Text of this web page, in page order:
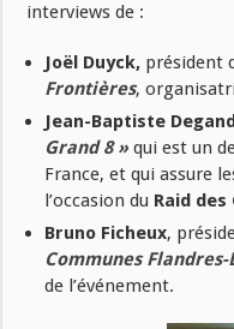
interviews de :
Joël Duyck, président
Frontières,
Jean-Baptiste
Grand 8 » qui est un
France, et qui assure
l’occasion du Raid des
Bruno Ficheux,
Communes Flandres-
de l’événement.